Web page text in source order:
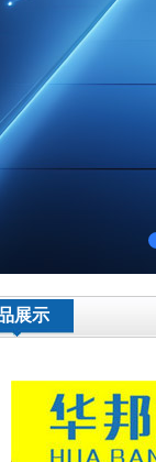
展示